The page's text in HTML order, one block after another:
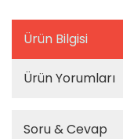
Ürün Bilgisi
Ürün Yorumları
Soru & Cevap